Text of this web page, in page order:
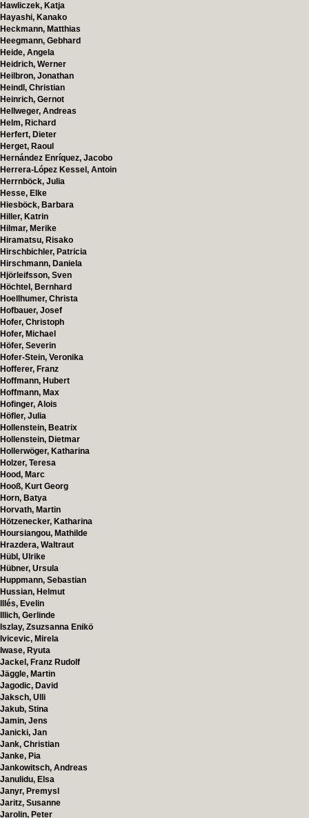
Hawliczek, Katja
Hayashi, Kanako
Heckmann, Matthias
Heegmann, Gebhard
Heide, Angela
Heidrich, Werner
Heilbron, Jonathan
Heindl, Christian
Heinrich, Gernot
Hellweger, Andreas
Helm, Richard
Herfert, Dieter
Herget, Raoul
Hernández Enríquez, Jacobo
Herrera-López Kessel, Antoin
Herrnböck, Julia
Hesse, Elke
Hiesböck, Barbara
Hiller, Katrin
Hilmar, Merike
Hiramatsu, Risako
Hirschbichler, Patricia
Hirschmann, Daniela
Hjörleifsson, Sven
Höchtel, Bernhard
Hoellhumer, Christa
Hofbauer, Josef
Hofer, Christoph
Hofer, Michael
Höfer, Severin
Hofer-Stein, Veronika
Hofferer, Franz
Hoffmann, Hubert
Hoffmann, Max
Hofinger, Alois
Höfler, Julia
Hollenstein, Beatrix
Hollenstein, Dietmar
Hollerwöger, Katharina
Holzer, Teresa
Hood, Marc
Hooß, Kurt Georg
Horn, Batya
Horvath, Martin
Hötzenecker, Katharina
Hoursiangou, Mathilde
Hrazdera, Waltraut
Hübl, Ulrike
Hübner, Ursula
Huppmann, Sebastian
Hussian, Helmut
Illés, Evelin
Illich, Gerlinde
Iszlay, Zsuzsanna Enikö
Ivicevic, Mirela
Iwase, Ryuta
Jackel, Franz Rudolf
Jäggle, Martin
Jagodic, David
Jaksch, Ulli
Jakub, Stina
Jamin, Jens
Janicki, Jan
Jank, Christian
Janke, Pia
Jankowitsch, Andreas
Janulidu, Elsa
Janyr, Premysl
Jaritz, Susanne
Jarolin, Peter